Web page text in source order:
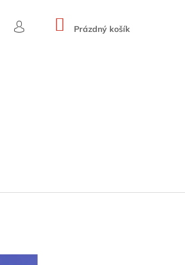
PŘIHLÁŠENÍ
NÁKUPNÍ
KOŠÍK
Prázdný košík